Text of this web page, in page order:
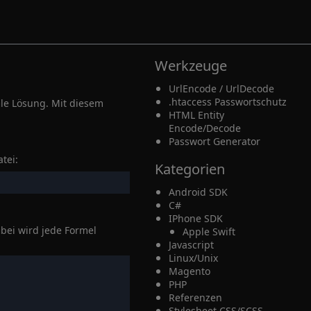
Lösung. Mit diesem
wird jede Formel
Werkzeuge
UrlEncode / UrlDecode
.htaccess Passwortschutz
HTML Entity
Encode/Decode
Passwort Generator
Kategorien
Android SDK
C#
IPhone SDK
Apple Swift
Javascript
Linux/Unix
Magento
PHP
Referenzen